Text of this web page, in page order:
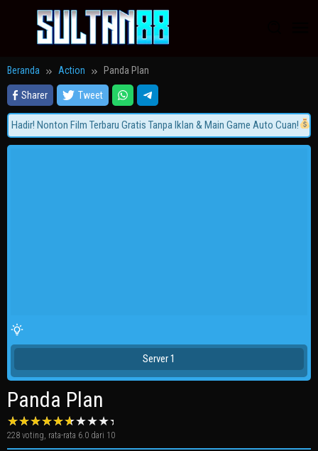
Beranda Action Panda Plan
Sharer Tweet
Hadir! Nonton Film Terbaru Gratis Tanpa Iklan & Main Game Auto Cuan!
Server 1
Panda Plan
228 voting, rata-rata 6.0 dari 10